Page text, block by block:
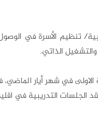
تنظيم الأسرة في
الذاتي.
في شهر أيار
الجلسات التدريبية في